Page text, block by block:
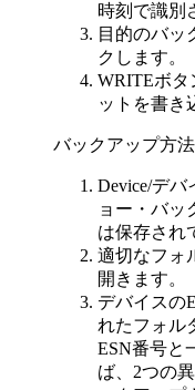
時刻で識別
目的のバッ
クします。
WRITEボタ
ットを書き
バックアップ方
Device/デバ
ョー・バッ
は保存され
適切なフォ
開きます。
デバイスの
れたフォル
ESN番号と
ば、2つの